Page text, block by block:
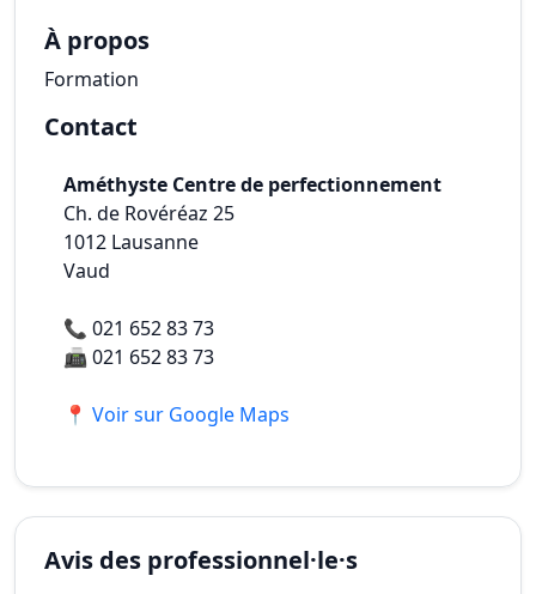
À propos
Formation
Contact
Améthyste Centre de perfectionnement
Ch. de Rovéréaz 25
1012 Lausanne
Vaud
📞 021 652 83 73
📠021 652 83 73
📍 Voir sur Google Maps
Avis des professionnel·le·s